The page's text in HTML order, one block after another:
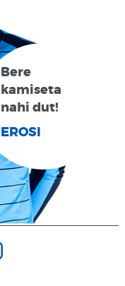
Bere
kamiseta
nahi dut!
EROSI